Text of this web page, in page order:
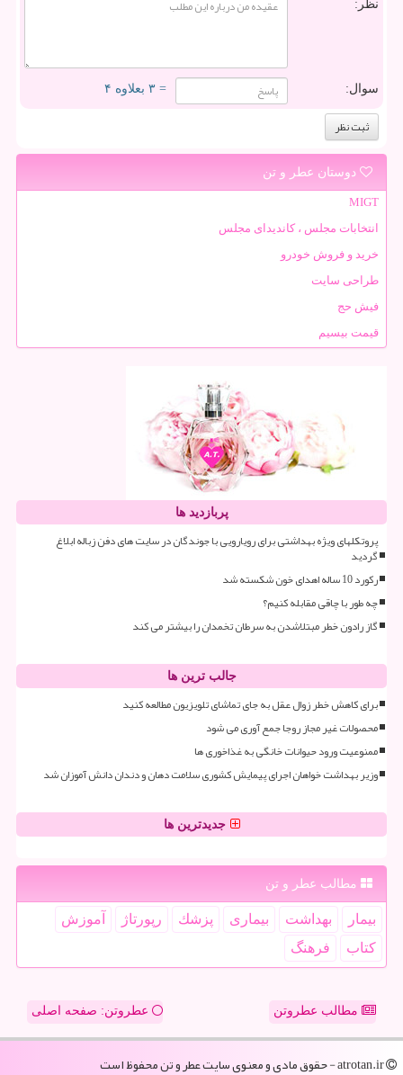
نظر:
سوال: = ۳ بعلاوه ۴
دوستان عطر و تن
MIGT
انتخابات مجلس ، کاندیدای مجلس
خرید و فروش خودرو
طراحی سایت
فیش حج
قیمت بیسیم
پربازدید ها
پروتکلهای ویژه بهداشتی برای رویارویی با جوندگان در سایت های دفن زباله ابلاغ
گردید
رکورد 10 ساله اهدای خون شکسته شد
چه طور با چاقی مقابله کنیم؟
گاز رادون خطر مبتلاشدن به سرطان تخمدان را بیشتر می کند
جالب ترین ها
برای کاهش خطر زوال عقل به جای تماشای تلویزیون مطالعه کنید
محصولات غیر مجاز روجا جمع آوری می شود
ممنوعیت ورود حیوانات خانگی به غذاخوری ها
وزیر بهداشت خواهان اجرای پیمایش کشوری سلامت دهان و دندان دانش آموزان شد
جدیدترین ها
مطالب عطر و تن
بیمار بهداشت بیماری پزشك رپورتاژ
آموزش
كتاب
فرهنگ
مطالب عطروتن عطروتن: صفحه اصلی